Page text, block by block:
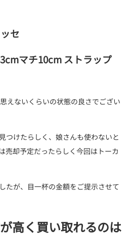
セ
マチ10cm ストラップ
えないくらいの状態の良さでござい
つけたらしく、娘さんも使わないと
売却予定だったらしく今回はトーカ
たが、目一杯の金額をご提示させて
高く買い取れるのは